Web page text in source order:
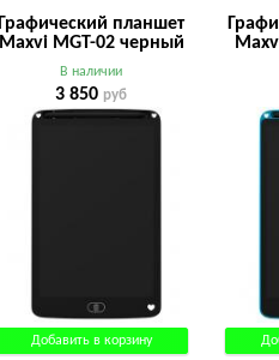
Графический планшет
Maxvi MGT-02 черный
В наличии
3 850 руб
Добавить в корзину